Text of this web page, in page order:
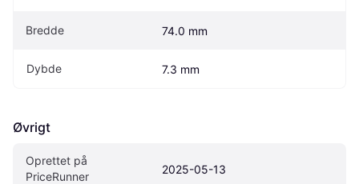
Bredde 74.0 mm
Dybde 7.3 mm
Øvrigt
Oprettet på
PriceRunner
2025-05-13